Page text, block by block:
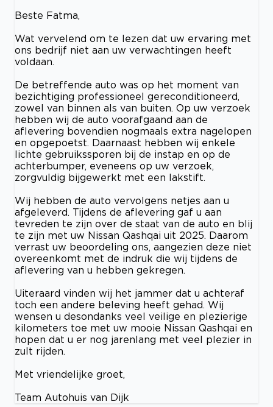
Beste Fatma,
Wat vervelend om te lezen dat uw ervaring met
ons bedrijf niet aan uw verwachtingen heeft
voldaan.
De betreffende auto was op het moment van
bezichtiging professioneel gereconditioneerd,
zowel van binnen als van buiten. Op uw verzoek
hebben wij de auto voorafgaand aan de
aflevering bovendien nogmaals extra nagelopen
en opgepoetst. Daarnaast hebben wij enkele
lichte gebruikssporen bij de instap en op de
achterbumper, eveneens op uw verzoek,
zorgvuldig bijgewerkt met een lakstift.
Wij hebben de auto vervolgens netjes aan u
afgeleverd. Tijdens de aflevering gaf u aan
tevreden te zijn over de staat van de auto en blij
te zijn met uw Nissan Qashqai uit 2025. Daarom
verrast uw beoordeling ons, aangezien deze niet
overeenkomt met de indruk die wij tijdens de
aflevering van u hebben gekregen.
Uiteraard vinden wij het jammer dat u achteraf
toch een andere beleving heeft gehad. Wij
wensen u desondanks veel veilige en plezierige
kilometers toe met uw mooie Nissan Qashqai en
hopen dat u er nog jarenlang met veel plezier in
zult rijden.
Met vriendelijke groet,
Team Autohuis van Dijk